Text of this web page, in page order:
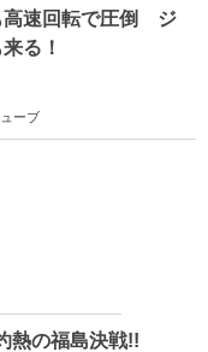
高速回転で圧倒 ジ
る！
ーブ
熱の福島決戦!!